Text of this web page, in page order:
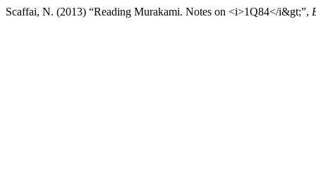
Scaffai, N. (2013) “Reading Murakami. Notes on <i>1Q84</i&gt;”,